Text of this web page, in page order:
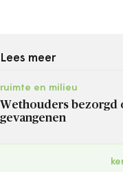
Lees meer
ruimte en milieu
Wethouders bezorgd
gevangenen